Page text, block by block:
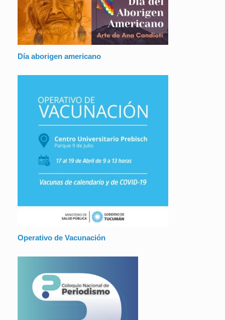
Día aborigen americano
Operativo de Vacunación